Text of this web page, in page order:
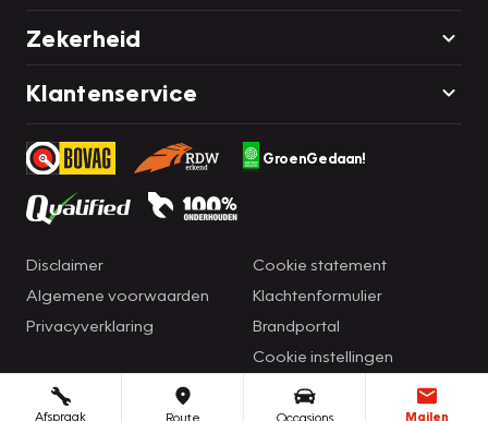
Afspraak Route Occasions Mailen
Zekerheid
Klantenservice
GroenGedaan!
Disclaimer
Algemene voorwaarden
Privacyverklaring
Cookie statement
Klachtenformulier
Brandportal
Cookie instellingen